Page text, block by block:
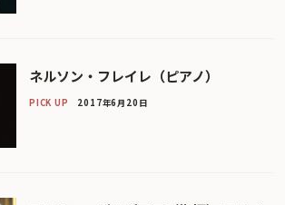
ネルソン・フレイレ（ピアノ）
PICK UP 2017年6月20日